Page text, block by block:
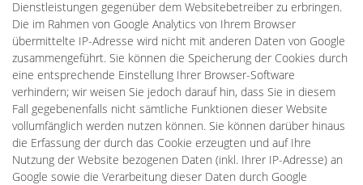
Dienstleistungen gegenüber dem Websitebetreiber zu erbringen.
Die im Rahmen von Google Analytics von Ihrem Browser
übermittelte IP-Adresse wird nicht mit anderen Daten von Google
zusammengeführt. Sie können die Speicherung der Cookies durch
eine entsprechende Einstellung Ihrer Browser-Software
verhindern; wir weisen Sie jedoch darauf hin, dass Sie in diesem
Fall gegebenenfalls nicht sämtliche Funktionen dieser Website
vollumfänglich werden nutzen können. Sie können darüber hinaus
die Erfassung der durch das Cookie erzeugten und auf Ihre
Nutzung der Website bezogenen Daten (inkl. Ihrer IP-Adresse) an
Google sowie die Verarbeitung dieser Daten durch Google